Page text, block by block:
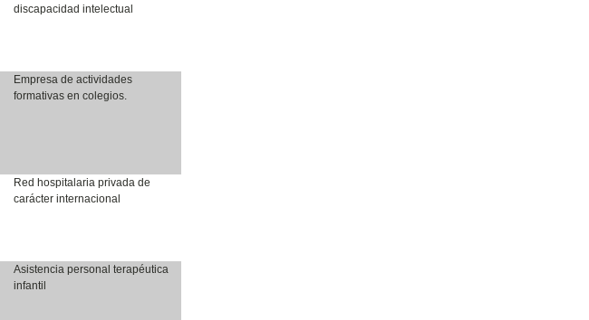
discapacidad intelectual
Empresa de actividades
formativas en colegios.
Red hospitalaria privada de
carácter internacional
Asistencia personal terapéutica
infantil